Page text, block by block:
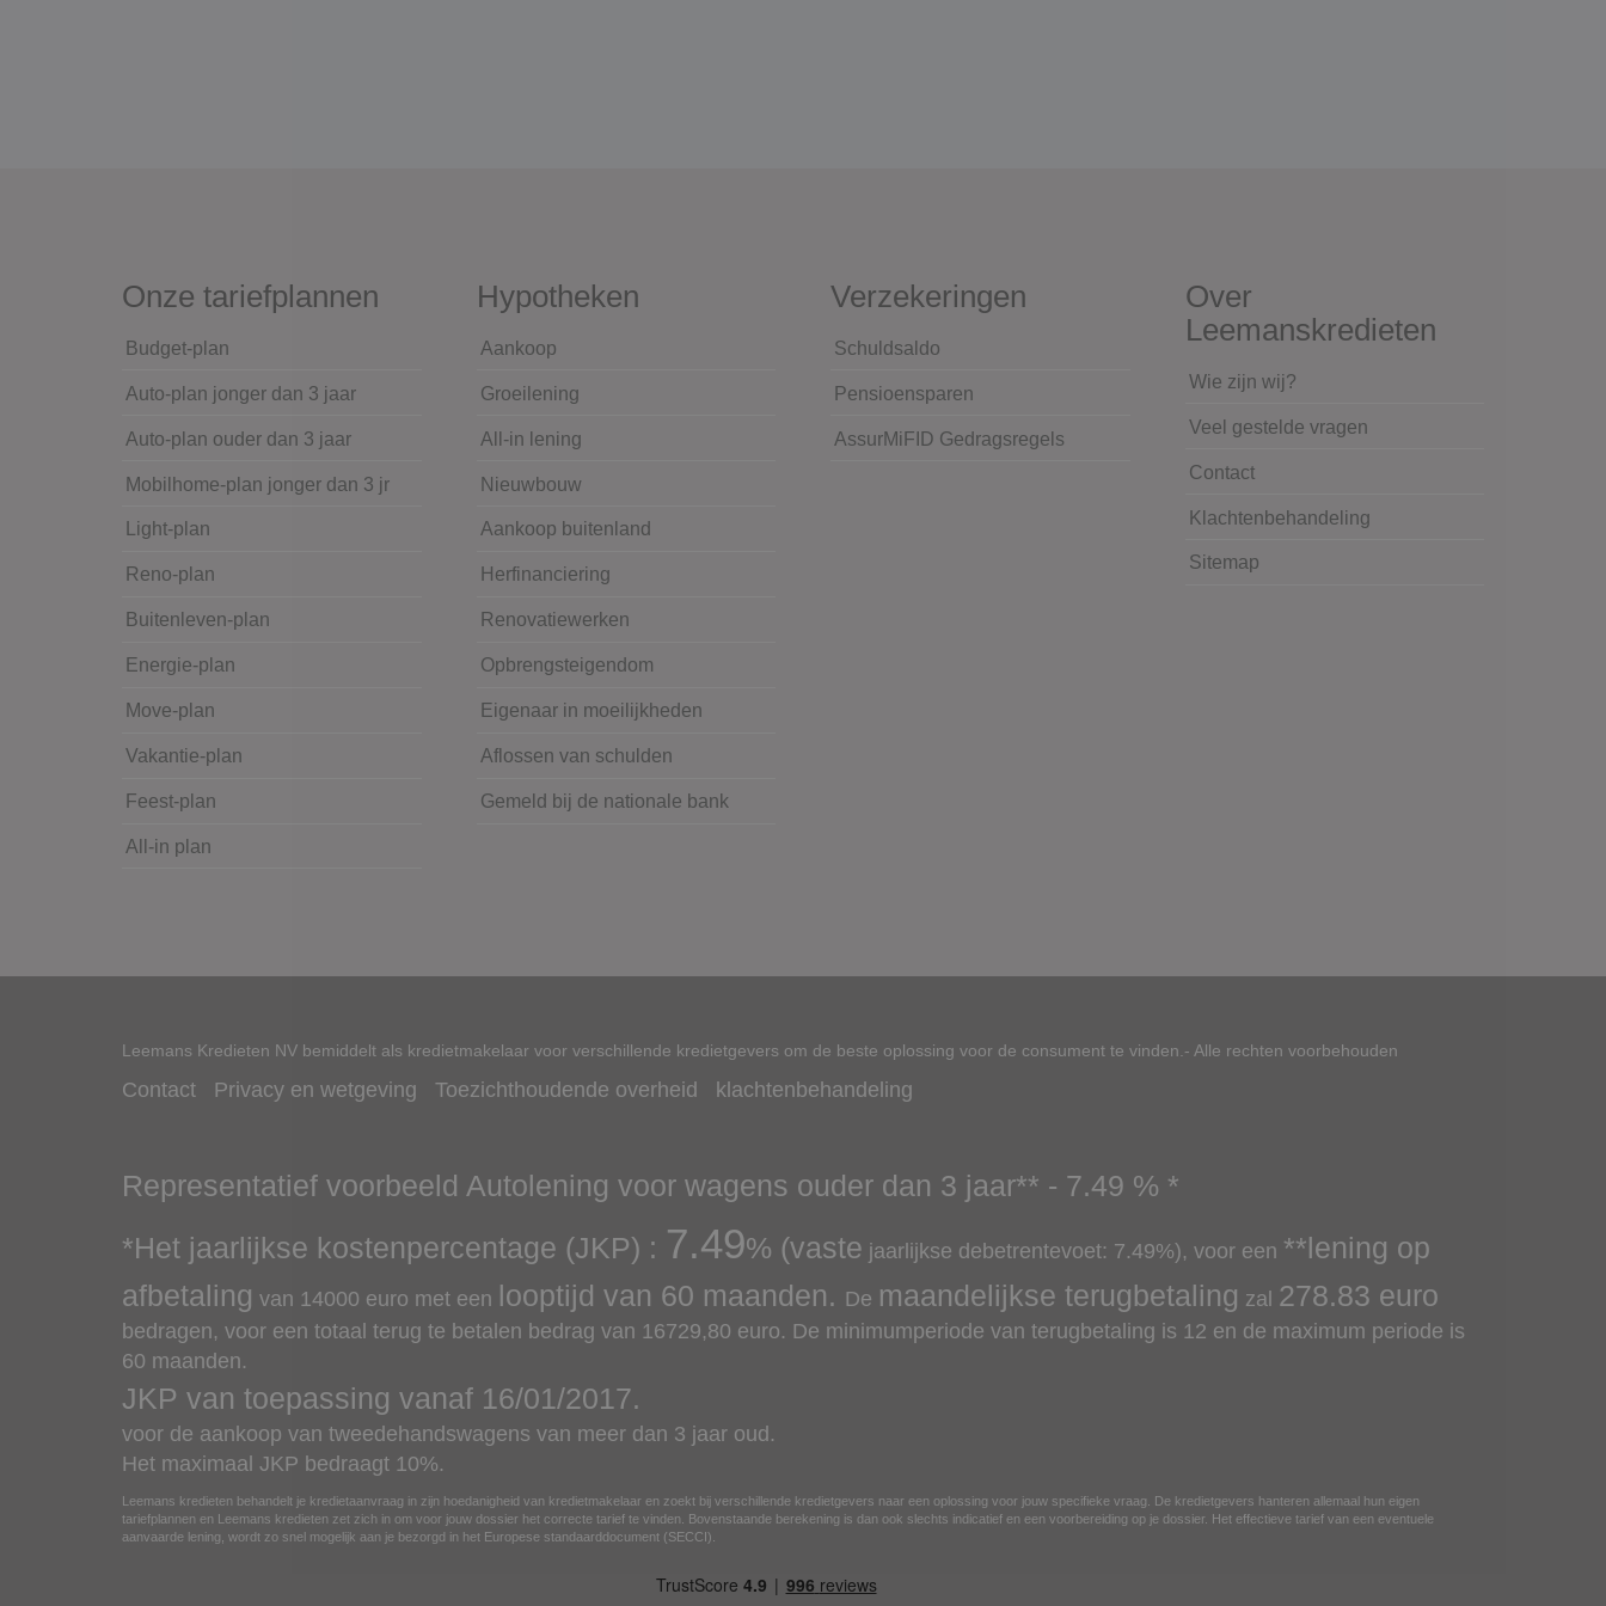
Onze tariefplannen
Budget-plan
Auto-plan jonger dan 3 jaar
Auto-plan ouder dan 3 jaar
Mobilhome-plan jonger dan 3 jr
Light-plan
Reno-plan
Buitenleven-plan
Energie-plan
Move-plan
Vakantie-plan
Feest-plan
All-in plan
Hypotheken
Aankoop
Groeilening
All-in lening
Nieuwbouw
Aankoop buitenland
Herfinanciering
Renovatiewerken
Opbrengsteigendom
Eigenaar in moeilijkheden
Aflossen van schulden
Gemeld bij de nationale bank
Verzekeringen
Schuldsaldo
Pensioensparen
AssurMiFID Gedragsregels
Over
Leemanskredieten
Wie zijn wij?
Veel gestelde vragen
Contact
Klachtenbehandeling
Sitemap
Leemans Kredieten NV bemiddelt als kredietmakelaar voor verschillende kredietgevers om de beste oplossing voor de consument te vinden.- Alle rechten voorbehouden
Contact Privacy en wetgeving Toezichthoudende overheid klachtenbehandeling
Representatief voorbeeld Autolening voor wagens ouder dan 3 jaar** - 7.49 % *
*Het jaarlijkse kostenpercentage (JKP) : 7.49% (vaste jaarlijkse debetrentevoet: 7.49%), voor een **lening op
afbetaling van 14000 euro met een looptijd van 60 maanden. De maandelijkse terugbetaling zal 278.83 euro
bedragen, voor een totaal terug te betalen bedrag van 16729,80 euro. De minimumperiode van terugbetaling is 12 en de maximum periode is
60 maanden.
JKP van toepassing vanaf 16/01/2017.
voor de aankoop van tweedehandswagens van meer dan 3 jaar oud.
Het maximaal JKP bedraagt 10%.
Leemans kredieten behandelt je kredietaanvraag in zijn hoedanigheid van kredietmakelaar en zoekt bij verschillende kredietgevers naar een oplossing voor jouw specifieke vraag. De kredietgevers hanteren allemaal hun eigen
tariefplannen en Leemans kredieten zet zich in om voor jouw dossier het correcte tarief te vinden. Bovenstaande berekening is dan ook slechts indicatief en een voorbereiding op je dossier. Het effectieve tarief van een eventuele
aanvaarde lening, wordt zo snel mogelijk aan je bezorgd in het Europese standaarddocument (SECCI).